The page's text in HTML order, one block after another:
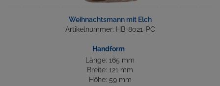
Weihnachtsmann mit Elch
Artikelnummer: HB-8021-PC
Handform
Länge: 165 mm
Breite: 121 mm
Höhe: 59 mm